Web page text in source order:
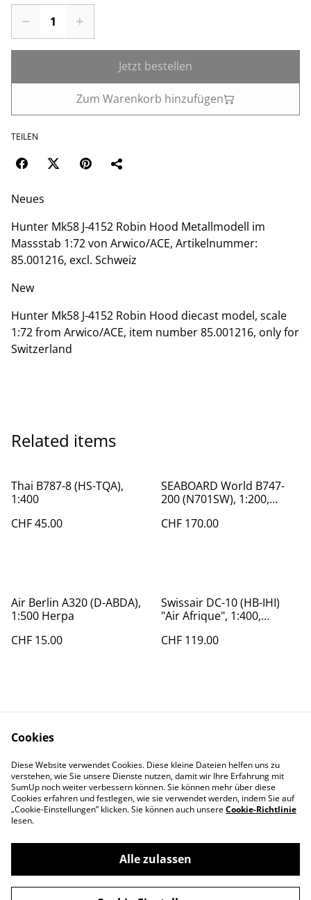
Jetzt bestellen
Zum Warenkorb hinzufügen
TEILEN
Neues
Hunter Mk58 J-4152 Robin Hood Metallmodell im
Massstab 1:72 von Arwico/ACE, Artikelnummer:
85.001216, excl. Schweiz
New
Hunter Mk58 J-4152 Robin Hood diecast model, scale
1:72 from Arwico/ACE, item number 85.001216, only for
Switzerland
Related items
Thai B787-8 (HS-TQA),
1:400
CHF 45.00
SEABOARD World B747-
200 (N701SW), 1:200,
CHF 170.00
Air Berlin A320 (D-ABDA),
1:500 Herpa
CHF 15.00
Swissair DC-10 (HB-IHI)
"Air Afrique", 1:400,
CHF 119.00
Contact Us
Legal Terms
Privacy Policy
Cookie Policy
©2026Swiss-Edelweiss
Cookies
Diese Website verwendet Cookies. Diese kleine Dateien helfen uns zu
verstehen, wie Sie unsere Dienste nutzen, damit wir Ihre Erfahrung mit
SumUp noch weiter verbessern können. Sie können mehr über diese
Cookies erfahren und festlegen, wie sie verwendet werden, indem Sie auf
„Cookie-Einstellungen” klicken. Sie können auch unsereCookie-Richtlinie
lesen.
Alle zulassen